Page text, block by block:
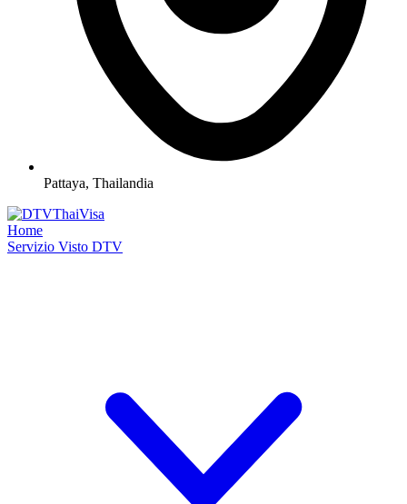
Pattaya, Thailandia
Home
Servizio Visto DTV